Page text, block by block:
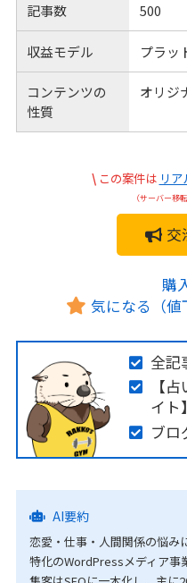
記事数 500
収益モデル プラッ
コンテンツの
性質
オリジ
\ この案件は リ
（サーバー移
交
購
気になる（値
全記
【
イト】
ブロ
AI要約
恋愛・仕事・人間関係の悩み
特化のWordPressメディア事